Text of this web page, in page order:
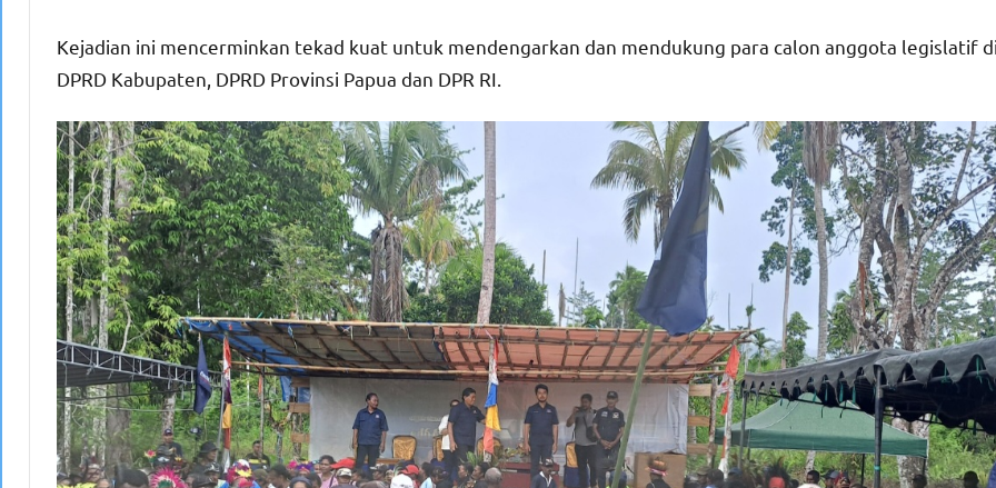
Kejadian ini mencerminkan tekad kuat untuk mendengarkan dan mendukung para calon anggota legislatif
DPRD Kabupaten, DPRD Provinsi Papua dan DPR RI.